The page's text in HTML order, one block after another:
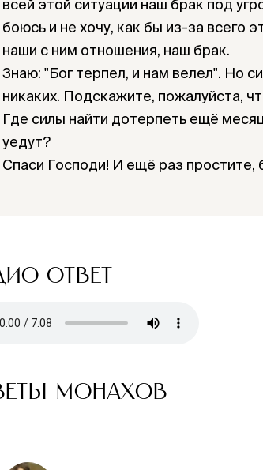
всей этой ситуации наш брак под
боюсь и не хочу, как бы из-за всего
наши с ним отношения, наш брак.
Знаю: "Бог терпел, и нам велел". Но
никаких. Подскажите, пожалуйста,
Где силы найти дотерпеть ещё
уедут?
Спаси Господи! И ещё раз простите,
ОТВЕТ
МОНАХОВ